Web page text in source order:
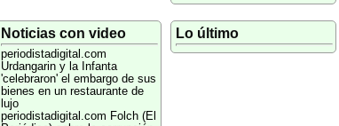
Noticias con video
periodistadigital.com
Urdangarin y la Infanta
'celebraron' el embargo de sus
bienes en un restaurante de
lujo
periodistadigital.com Folch (El
Lo último